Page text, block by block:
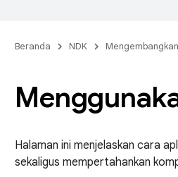
Beranda NDK
Halaman ini menjelaskan cara
sekaligus mempertahankan